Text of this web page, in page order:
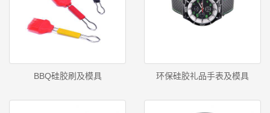
BBQ硅胶刷及模具 环保硅胶礼品手表及模具